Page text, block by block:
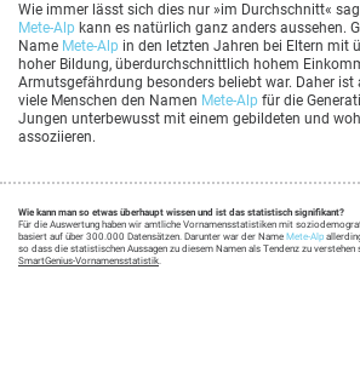
Wie immer lässt sich dies nur »im Durchschnitt«
Mete-Alp kann es natürlich ganz anders aussehen.
Name Mete-Alp in den letzten Jahren bei Eltern mit
hoher Bildung, überdurchschnittlich hohem
Armutsgefährdung besonders beliebt war. Daher ist
viele Menschen den Namen Mete-Alp für die
Jungen unterbewusst mit einem gebildeten und
assoziieren.
Wie kann man so etwas überhaupt wissen und ist das statistisch signifikant?
Für die Auswertung haben wir amtliche Vornamensstatistiken mit
basiert auf über 300.000 Datensätzen. Darunter war der Name Mete-Alp
so dass die statistischen Aussagen zu diesem Namen als Tendenz zu verstehen
SmartGenius-Vornamensstatistik.